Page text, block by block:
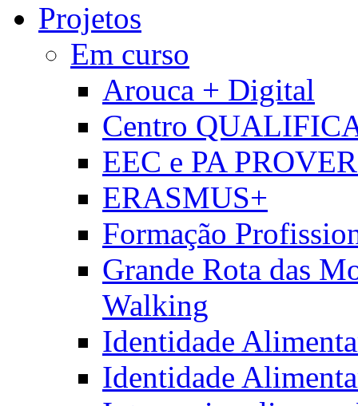
Projetos
Em curso
Arouca + Digital
Centro
EEC e PA
ERASMUS+
Formação
Grande Rota das
Walking
Identidade
Identidade